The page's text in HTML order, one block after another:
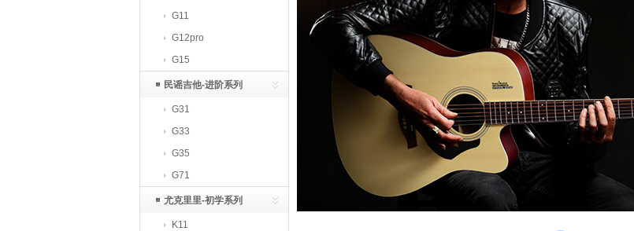
G11
G12pro
G15
民谣吉他-进阶系列
G31
G33
G35
G71
尤克里里-初学系列
K11